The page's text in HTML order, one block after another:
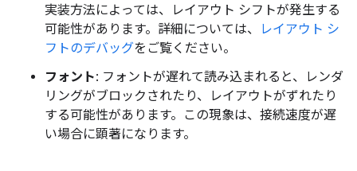
実装方法によっては、レイアウト シフトが発生する
可能性があります。詳細については、
レイアウト シ
フトのデバッグをご覧ください。
フォント: フォントが遅れて読み込まれると、レンダ
リングがブロックされたり、レイアウトがずれたり
する可能性があります。この現象は、接続速度が遅
い場合に顕著になります。